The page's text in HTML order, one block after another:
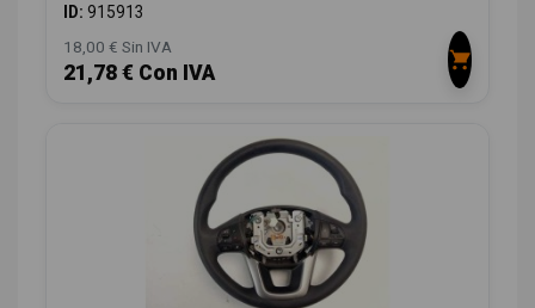
ID: 915913
18,00 € Sin IVA
21,78 € Con IVA